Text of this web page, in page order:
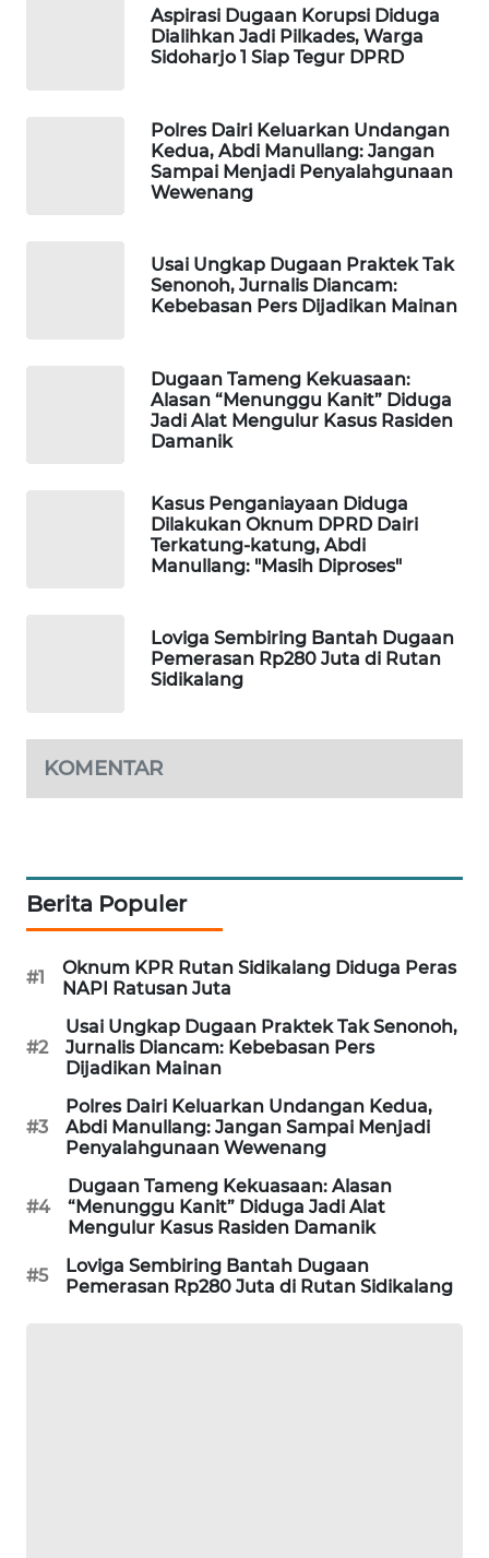
Aspirasi Dugaan Korupsi Diduga
Dialihkan Jadi Pilkades, Warga
Sidoharjo 1 Siap Tegur DPRD
Polres Dairi Keluarkan Undangan
Kedua, Abdi Manullang: Jangan
Sampai Menjadi Penyalahgunaan
Wewenang
Usai Ungkap Dugaan Praktek Tak
Senonoh, Jurnalis Diancam:
Kebebasan Pers Dijadikan Mainan
Dugaan Tameng Kekuasaan:
Alasan “Menunggu Kanit” Diduga
Jadi Alat Mengulur Kasus Rasiden
Damanik
Kasus Penganiayaan Diduga
Dilakukan Oknum DPRD Dairi
Terkatung-katung, Abdi
Manullang: "Masih Diproses"
Loviga Sembiring Bantah Dugaan
Pemerasan Rp280 Juta di Rutan
Sidikalang
KOMENTAR
Berita Populer
#1
Oknum KPR Rutan Sidikalang Diduga Peras
NAPI Ratusan Juta
#2
Usai Ungkap Dugaan Praktek Tak Senonoh,
Jurnalis Diancam: Kebebasan Pers
Dijadikan Mainan
#3
Polres Dairi Keluarkan Undangan Kedua,
Abdi Manullang: Jangan Sampai Menjadi
Penyalahgunaan Wewenang
#4
Dugaan Tameng Kekuasaan: Alasan
“Menunggu Kanit” Diduga Jadi Alat
Mengulur Kasus Rasiden Damanik
#5
Loviga Sembiring Bantah Dugaan
Pemerasan Rp280 Juta di Rutan Sidikalang
NEWS
NEWS
METRO
MEDAN
NEWS
METRO
JAKARTA
KRT
KARING